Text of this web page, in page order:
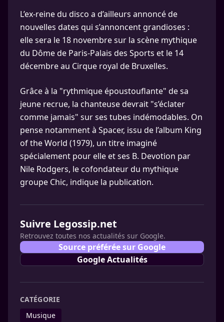
L’ex-reine du disco a d’ailleurs annoncé de
nouvelles dates qui s’annoncent grandioses :
elle sera le 18 novembre sur la scène mythique
du Dôme de Paris-Palais des Sports et le 14
décembre au Cirque royal de Bruxelles.
Grâce à la "rythmique époustouflante" de sa
jeune recrue, la chanteuse devrait "s’éclater
comme jamais" sur ses tubes indémodables. On
pense notamment à Spacer, issu de l’album King
of the World (1979), un titre imaginé
spécialement pour elle et ses B. Devotion par
Nile Rodgers, le cofondateur du mythique
groupe Chic, indique la publication.
Suivre Legossip.net
Retrouvez toutes nos actualités sur Google.
Source préférée sur Google
Google Actualités
CATÉGORIE
Musique